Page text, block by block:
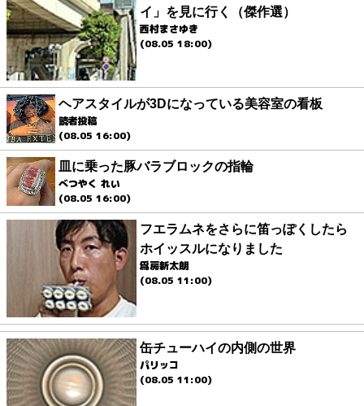
イ」を見に行く（傑作選）
西村まさゆき
(08.05 18:00)
ヘアスタイルが3Dになっている美容室の看板
読者投稿
(08.05 16:00)
皿に乗った豚バラブロックの指輪
べつやく れい
(08.05 16:00)
フエラムネをさらに笛っぽくしたら
ホイッスルになりました
爲房新太朗
(08.05 11:00)
缶チューハイの内側の世界
パリッコ
(08.05 11:00)